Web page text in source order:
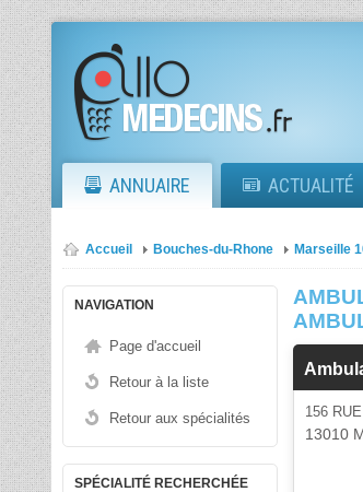
ANNUAIRE ACTUALITÉ
Accueil Bouches-du-Rhone Marseille
NAVIGATION
Page d'accueil
Retour à la liste
Retour aux spécialités
SPÉCIALITÉ RECHERCHÉE
156
13010